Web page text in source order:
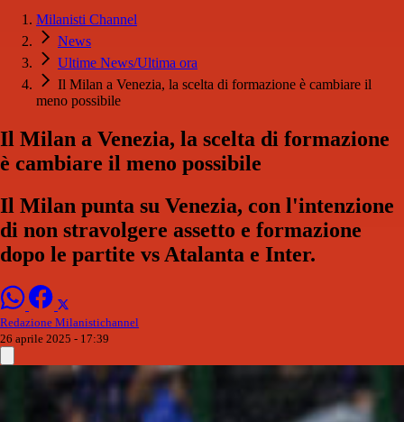
Milanisti Channel
News
Ultime News/Ultima ora
Il Milan a Venezia, la scelta di formazione è cambiare il
meno possibile
Il Milan a Venezia, la scelta di formazione
è cambiare il meno possibile
Il Milan punta su Venezia, con l'intenzione
di non stravolgere assetto e formazione
dopo le partite vs Atalanta e Inter.
Redazione Milanistichannel
26 aprile 2025 - 17:39